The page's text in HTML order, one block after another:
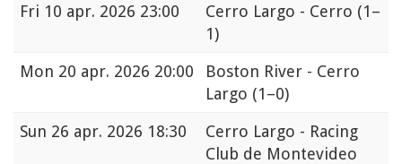
Fri 10 apr. 2026 23:00 Cerro Largo - Cerro (1–
1)
Mon 20 apr. 2026 20:00
Boston River - Cerro
Largo (1–0)
Sun 26 apr. 2026 18:30
Cerro Largo - Racing
Club de Montevideo